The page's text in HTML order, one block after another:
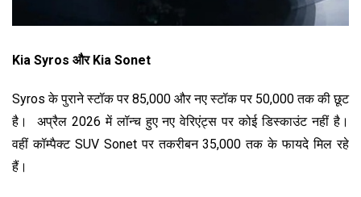
Kia Syros और Kia Sonet
Syros के पुराने स्टॉक पर ₹85,000 और नए स्टॉक पर ₹50,000 तक की छूट
है। अप्रैल 2026 में लॉन्च हुए नए वेरिएंट्स पर कोई डिस्काउंट नहीं है।
वहीं कॉम्पैक्ट SUV Sonet पर तकरीबन ₹35,000 तक के फायदे मिल रहे
हैं।